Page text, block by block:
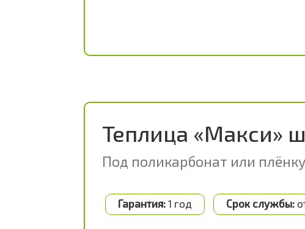
Теплица «Макси»
Под поликарбонат или плёнку
Гарантия: 1 год Срок службы: